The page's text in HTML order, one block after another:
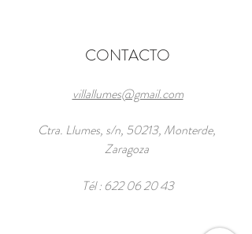
CONTACTO
villallumes@gmail.com
Ctra. Llumes, s/n, 50213, Monterde,
Zaragoza
Tél : 622 06 20 43